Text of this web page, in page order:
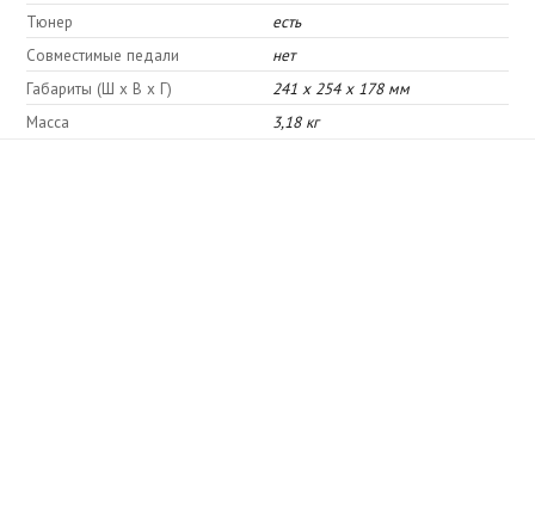
Тюнер
есть
Совместимые педали
нет
Габариты (Ш х В х Г)
241 х 254 х 178 мм
Масса
3,18 кг